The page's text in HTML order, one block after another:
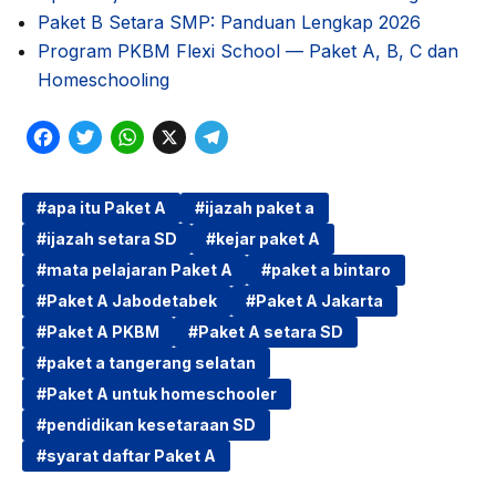
Paket B Setara SMP: Panduan Lengkap 2026
Program PKBM Flexi School — Paket A, B, C dan
Homeschooling
F
c
e
b
o
o
k
T
i
t
t
e
r
W
a
t
s
A
p
p
X
T
l
e
g
r
a
m
apa itu Paket A
ijazah paket a
ijazah setara SD
kejar paket A
mata pelajaran Paket A
paket a bintaro
Paket A Jabodetabek
Paket A Jakarta
Paket A PKBM
Paket A setara SD
paket a tangerang selatan
Paket A untuk homeschooler
pendidikan kesetaraan SD
syarat daftar Paket A